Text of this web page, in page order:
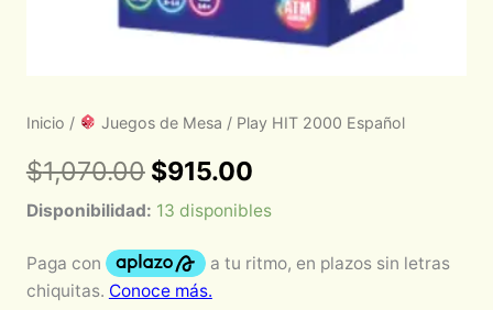
Inicio / Juegos de Mesa / Play HIT 2000 Español
$1,070.00 $915.00
Disponibilidad: 13 disponibles